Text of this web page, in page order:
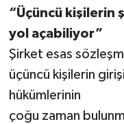
“Üçüncü kişilerin
yol açabiliyor”
Şirket esas
üçüncü kişilerin
hükümlerinin
çoğu zaman